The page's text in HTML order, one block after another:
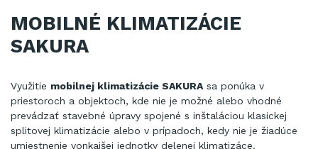
MOBILNÉ KLIMATIZÁCIE
SAKURA
Využitie mobilnej klimatizácie SAKURA sa ponúka v
priestoroch a objektoch, kde nie je možné alebo vhodné
prevádzať stavebné úpravy spojené s inštaláciou klasickej
splitovej klimatizácie alebo v prípadoch, kedy nie je žiadúce
umiestnenie vonkajšej jednotky delenej klimatizáce.